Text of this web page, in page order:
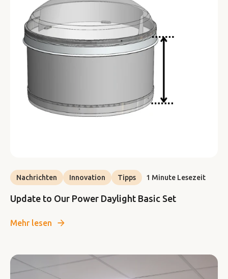
Nachrichten Innovation Tipps 1 Minute Lesezeit
Update to Our Power Daylight Basic Set
Mehr lesen